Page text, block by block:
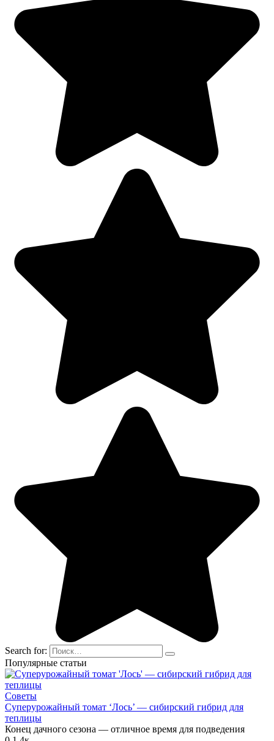
Search for:
Популярные статьи
Советы
Суперурожайный томат ‘Лось’ — сибирский гибрид для
теплицы
Конец дачного сезона — отличное время для подведения